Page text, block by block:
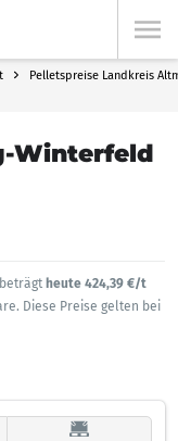
Pelletspreise Landkreis
Winterfeld
heute 424,39 €/t
Diese Preise gelten bei